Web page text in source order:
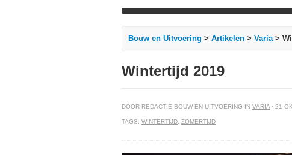
Bouw en Uitvoering > Artikelen > Varia >
Wintertijd 2019
DOOR REDACTIE BOUW EN UITVOERING IN VARIA · 21
TAGS: WINTERTIJD ZOMERTIJD